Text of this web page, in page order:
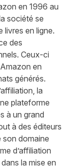
en 1996 au
société se
livres en ligne.
des
Ceux-ci
en
générés.
la
plateforme
à un grand
à des éditeurs
domaine
d’affiliation
la mise en